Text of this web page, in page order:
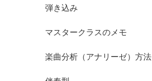
弾き込み
マスタークラスのメモ
楽曲分析（アナリーゼ）方法